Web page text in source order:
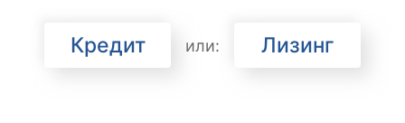
Кредит или: Лизинг